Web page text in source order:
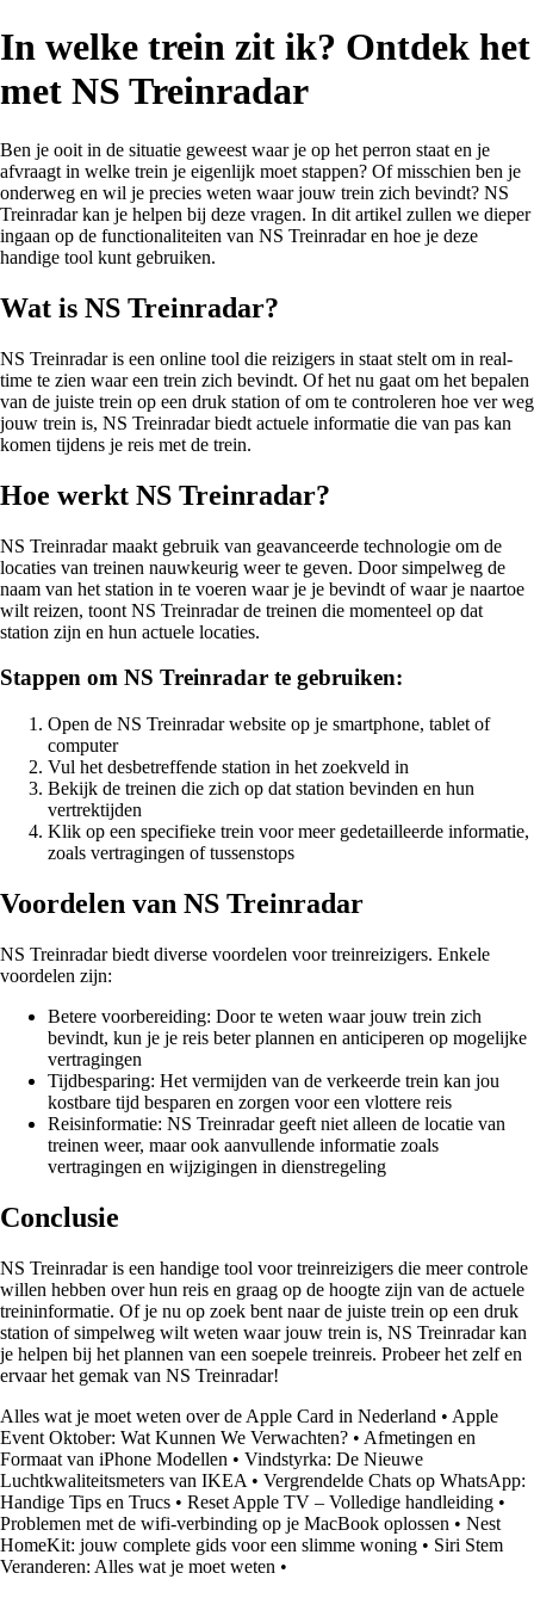
In welke trein zit ik? Ontdek het
met NS Treinradar
Ben je ooit in de situatie geweest waar je op het perron staat en je
afvraagt in welke trein je eigenlijk moet stappen? Of misschien ben je
onderweg en wil je precies weten waar jouw trein zich bevindt? NS
Treinradar kan je helpen bij deze vragen. In dit artikel zullen we dieper
ingaan op de functionaliteiten van NS Treinradar en hoe je deze
handige tool kunt gebruiken.
Wat is NS Treinradar?
NS Treinradar is een online tool die reizigers in staat stelt om in real-
time te zien waar een trein zich bevindt. Of het nu gaat om het bepalen
van de juiste trein op een druk station of om te controleren hoe ver weg
jouw trein is, NS Treinradar biedt actuele informatie die van pas kan
komen tijdens je reis met de trein.
Hoe werkt NS Treinradar?
NS Treinradar maakt gebruik van geavanceerde technologie om de
locaties van treinen nauwkeurig weer te geven. Door simpelweg de
naam van het station in te voeren waar je je bevindt of waar je naartoe
wilt reizen, toont NS Treinradar de treinen die momenteel op dat
station zijn en hun actuele locaties.
Stappen om NS Treinradar te gebruiken:
Open de NS Treinradar website op je smartphone, tablet of
computer
Vul het desbetreffende station in het zoekveld in
Bekijk de treinen die zich op dat station bevinden en hun
vertrektijden
Klik op een specifieke trein voor meer gedetailleerde informatie,
zoals vertragingen of tussenstops
Voordelen van NS Treinradar
NS Treinradar biedt diverse voordelen voor treinreizigers. Enkele
voordelen zijn:
Betere voorbereiding: Door te weten waar jouw trein zich
bevindt, kun je je reis beter plannen en anticiperen op mogelijke
vertragingen
Tijdbesparing: Het vermijden van de verkeerde trein kan jou
kostbare tijd besparen en zorgen voor een vlottere reis
Reisinformatie: NS Treinradar geeft niet alleen de locatie van
treinen weer, maar ook aanvullende informatie zoals
vertragingen en wijzigingen in dienstregeling
Conclusie
NS Treinradar is een handige tool voor treinreizigers die meer controle
willen hebben over hun reis en graag op de hoogte zijn van de actuele
treininformatie. Of je nu op zoek bent naar de juiste trein op een druk
station of simpelweg wilt weten waar jouw trein is, NS Treinradar kan
je helpen bij het plannen van een soepele treinreis. Probeer het zelf en
ervaar het gemak van NS Treinradar!
Alles wat je moet weten over de Apple Card in Nederland • Apple
Event Oktober: Wat Kunnen We Verwachten? • Afmetingen en
Formaat van iPhone Modellen • Vindstyrka: De Nieuwe
Luchtkwaliteitsmeters van IKEA • Vergrendelde Chats op WhatsApp:
Handige Tips en Trucs • Reset Apple TV – Volledige handleiding •
Problemen met de wifi-verbinding op je MacBook oplossen • Nest
HomeKit: jouw complete gids voor een slimme woning • Siri Stem
Veranderen: Alles wat je moet weten •